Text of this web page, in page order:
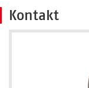
Kontakt